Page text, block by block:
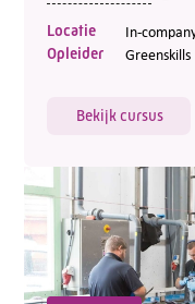
Locatie In-
Opleider Greenskills
Bekijk cursus